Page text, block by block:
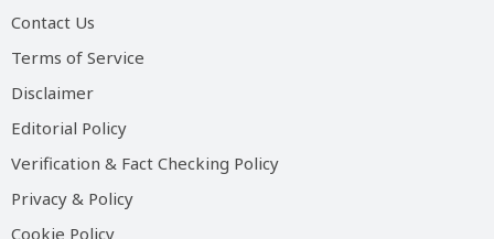
Contact Us
Terms of Service
Disclaimer
Editorial Policy
Verification & Fact Checking Policy
Privacy & Policy
Cookie Policy